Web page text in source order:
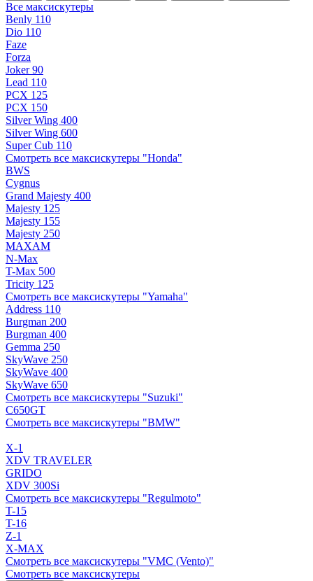
Все максискутеры
Benly 110
Dio 110
Faze
Forza
Joker 90
Lead 110
PCX 125
PCX 150
Silver Wing 400
Silver Wing 600
Super Cub 110
Смотреть все максискутеры "Honda"
BWS
Cygnus
Grand Majesty 400
Majesty 125
Majesty 155
Majesty 250
MAXAM
N-Max
T-Max 500
Tricity 125
Смотреть все максискутеры "Yamaha"
Address 110
Burgman 200
Burgman 400
Gemma 250
SkyWave 250
SkyWave 400
SkyWave 650
Смотреть все максискутеры "Suzuki"
C650GT
Смотреть все максискутеры "BMW"
X-1
XDV TRAVELER
GRIDO
XDV 300Si
Смотреть все максискутеры "Regulmoto"
T-15
T-16
Z-1
X-MAX
Смотреть все максискутеры "VMC (Vento)"
Смотреть все максискутеры